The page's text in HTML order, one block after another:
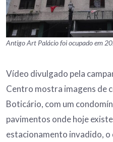
Antigo Art Palácio foi ocupado em
Vídeo divulgado pela
Centro mostra imagens de
Boticário, com um
pavimentos onde hoje
estacionamento invadido,